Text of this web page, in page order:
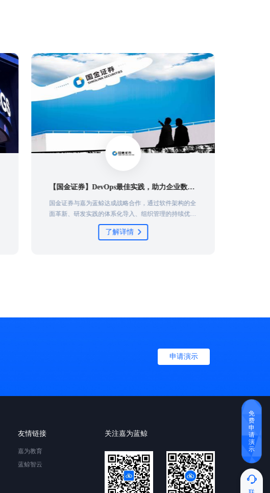
【国金证券】DevOps最佳实践，助力企业数字业务高效交付
国金证券与嘉为蓝鲸达成战略合作，通过软件架构的全
面革新、研发实践的体系化导入、组织管理的持续优化
和企业文化的建设塑造等DevOps能力体系建设维度，
帮助国金证券全方位改善软件质效体系，实现数字业务
了解详情
申请演示
友情链接
嘉为教育
蓝鲸智云
关注嘉为蓝鲸
免
费
申
请
演
示